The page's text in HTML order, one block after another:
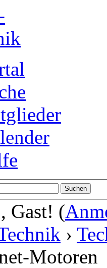
Gast! (
›
Motoren